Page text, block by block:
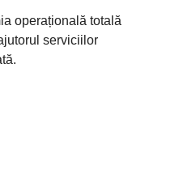
operațională totală
serviciilor